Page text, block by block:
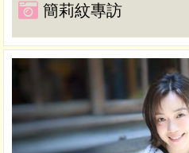
簡莉紋專訪